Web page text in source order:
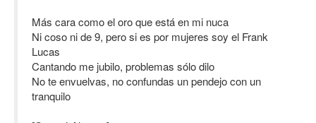
Más cara como el oro que está en mi nuca
Ni coso ni de 9, pero si es por mujeres soy el Frank
Lucas
Cantando me jubilo, problemas sólo dilo
No te envuelvas, no confundas un pendejo con un
tranquilo